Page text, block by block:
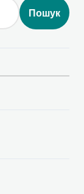
Пошук